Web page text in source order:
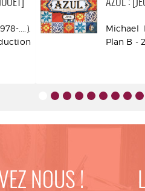
....).
AZUL :
Michael
Plan B -
NOUS !